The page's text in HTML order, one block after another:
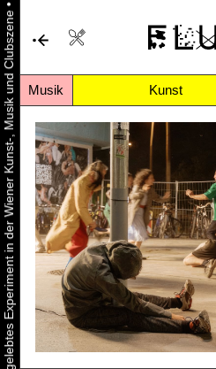
Musik Kunst
Urbaner Aktivismus als gelebtes Experiment in der Wiener Kunst-, Musik und Clubszene
•